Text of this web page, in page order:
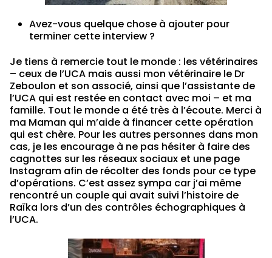
Avez-vous quelque chose à ajouter pour
terminer cette interview ?
Je tiens à remercie tout le monde : les vétérinaires
– ceux de l’UCA mais aussi mon vétérinaire le Dr
Zeboulon et son associé, ainsi que l’assistante de
l’UCA qui est restée en contact avec moi – et ma
famille. Tout le monde a été très à l’écoute. Merci à
ma Maman qui m’aide à financer cette opération
qui est chère. Pour les autres personnes dans mon
cas, je les encourage à ne pas hésiter à faire des
cagnottes sur les réseaux sociaux et une page
Instagram afin de récolter des fonds pour ce type
d’opérations. C’est assez sympa car j’ai même
rencontré un couple qui avait suivi l’histoire de
Raïka lors d’un des contrôles échographiques à
l’UCA.